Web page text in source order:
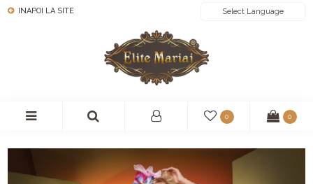
INAPOI LA SITE
0 0